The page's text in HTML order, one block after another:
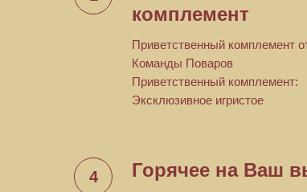
комплемент
Приветственный комплемент
Команды Поваров
Приветственный комплемент:
Эксклюзивное игристое
Горячее на Ваш